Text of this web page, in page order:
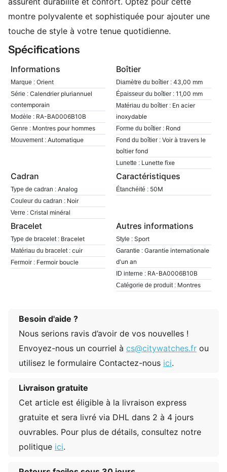
montre polyvalente et sophistiquée pour ajouter une
touche de style à votre tenue quotidienne.
Spécifications
Informations
Marque : Orient
Série : Calendrier pluriannuel
contemporain
Modèle : RA-BA0006B10B
Genre : Montres pour hommes
Mouvement : Automatique
Boîtier
Diamètre du boîtier : 43,00 mm
Épaisseur du boîtier : 11,00 mm
Matériau du boîtier : En acier
inoxydable
Forme du boîtier : Rond
Fond du boîtier : Voir à travers le
boîtier fond
Lunette : Lunette fixe
Cadran
Type de cadran : Analog
Couleur du cadran : Noir
Verre : Cristal minéral
Caractéristiques
Étanchéité : 50M
Bracelet
Type de bracelet : Bracelet
Matériau du bracelet : cuir
Fermoir : Fermoir boucle
Autres informations
Style : Sport
Garantie : Garantie internationale
d'un an
ID interne : RA-BA0006B10B
Catégorie de produit : Montres
Besoin d'aide ?
Nous serions ravis d’avoir de vos nouvelles !
Envoyez-nous un courriel à cs@citywatches.fr ou
utilisez le formulaire Contactez-nous ici.
Livraison gratuite
Cet article est éligible à la livraison express
gratuite et sera livré via DHL dans 2 à 4 jours
ouvrables. Pour plus de détails, consultez notre
politique ici.